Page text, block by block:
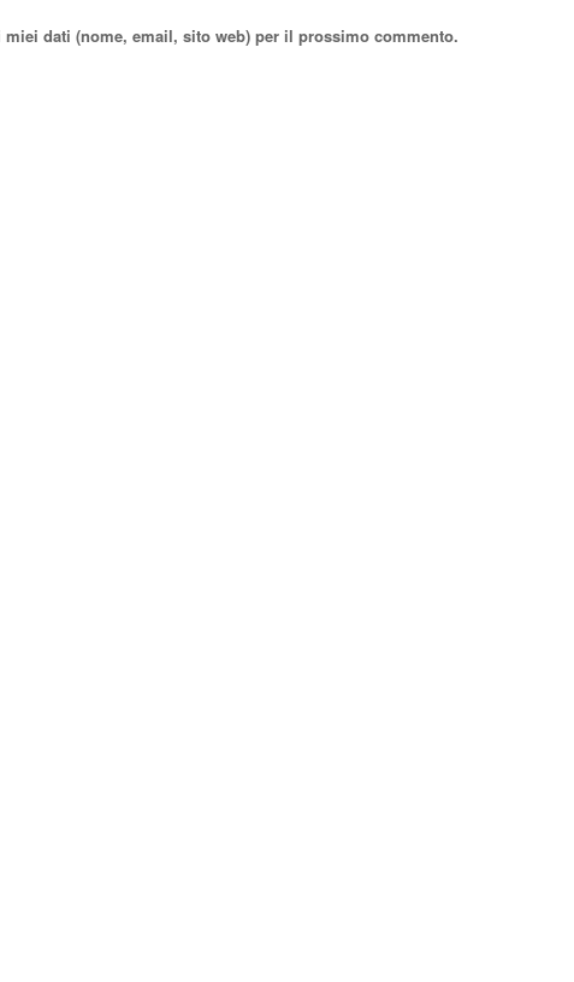
dati (nome, email, sito web) per il prossimo commento.